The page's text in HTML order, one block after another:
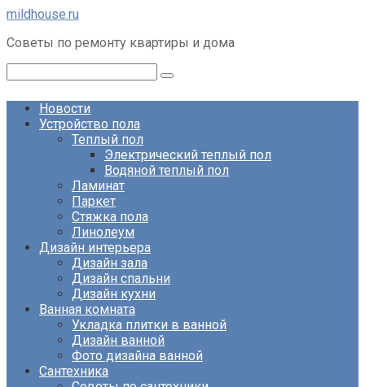
Перейти
контенту
mildhouse.ru
Советы по ремонту квартиры и дома
Новости
Устройство пола
Теплый пол
Электрический теплый пол
Водяной теплый пол
Ламинат
Паркет
Стяжка пола
Линолеум
Дизайн интерьера
Дизайн зала
Дизайн спальни
Дизайн кухни
Ванная комната
Укладка плитки в ванной
Дизайн ванной
Фото дизайна ванной
Сантехника